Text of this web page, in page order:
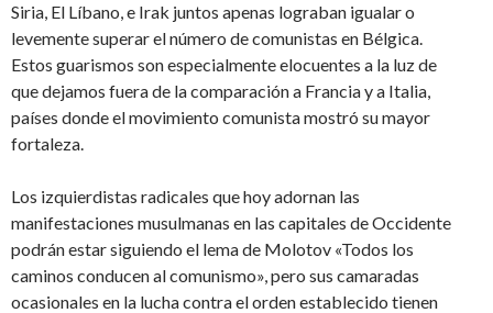
Siria, El Líbano, e Irak juntos apenas lograban igualar o
levemente superar el número de comunistas en Bélgica.
Estos guarismos son especialmente elocuentes a la luz de
que dejamos fuera de la comparación a Francia y a Italia,
países donde el movimiento comunista mostró su mayor
fortaleza.
Los izquierdistas radicales que hoy adornan las
manifestaciones musulmanas en las capitales de Occidente
podrán estar siguiendo el lema de Molotov «Todos los
caminos conducen al comunismo», pero sus camaradas
ocasionales en la lucha contra el orden establecido tienen